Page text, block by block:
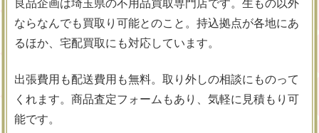
良品企画は埼玉県の不用品買取専門店です。生もの以外
ならなんでも買取り可能とのこと。持込拠点が各地にあ
るほか、宅配買取にも対応しています。
出張費用も配送費用も無料。取り外しの相談にものって
くれます。商品査定フォームもあり、気軽に見積もり可
能です。